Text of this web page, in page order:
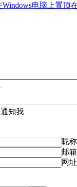
电脑上置顶
知我
昵
邮
网址